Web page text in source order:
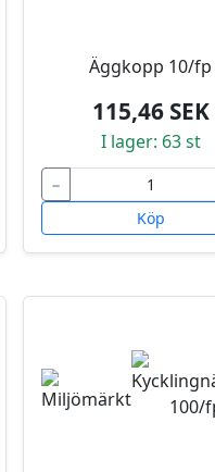
Äggkopp 10/fp
115,46 SEK
I lager: 63 st
−
Köp